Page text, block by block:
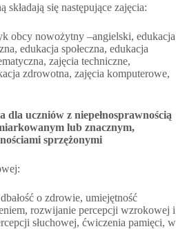
składają się następujące zajęcia:
obcy nowożytny –angielski, edukacja
edukacja społeczna, edukacja
zajęcia techniczne,
zdrowotna, zajęcia komputerowe,
dla uczniów z niepełnosprawnością
lub znacznym,
sprzężonymi
o zdrowie, umiejętność
rozwijanie percepcji wzrokowej i
słuchowej, ćwiczenia pamięci, w